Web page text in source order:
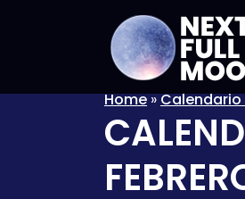
Home»Calendario